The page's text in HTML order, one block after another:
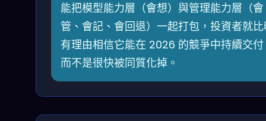
能把模型能力層（會想）與管理能力層（會
管、會記、會回退）一起打包，投資者就
有理由相信它能在 2026 的競爭中持續交
而不是很快被同質化掉。